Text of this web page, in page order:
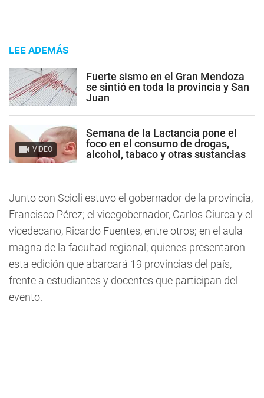
LEE ADEMÁS
Fuerte sismo en el Gran Mendoza
se sintió en toda la provincia y San
Juan
VIDEO
Semana de la Lactancia pone el
foco en el consumo de drogas,
alcohol, tabaco y otras sustancias
Junto con Scioli estuvo el gobernador de la provincia,
Francisco Pérez; el vicegobernador, Carlos Ciurca y el
vicedecano, Ricardo Fuentes, entre otros; en el aula
magna de la facultad regional; quienes presentaron
esta edición que abarcará 19 provincias del país,
frente a estudiantes y docentes que participan del
evento.